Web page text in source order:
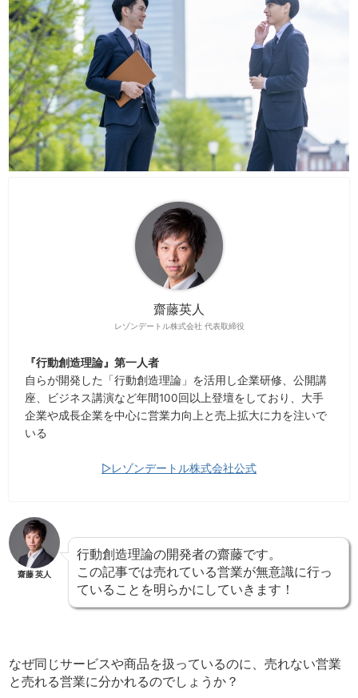
齋藤英人
レゾンデートル株式会社 代表取締役
『行動創造理論』第一人者
自らが開発した「行動創造理論」を活用し企業研修、公開講
座、ビジネス講演など年間100回以上登壇をしており、大手
企業や成長企業を中心に営業力向上と売上拡大に力を注いで
いる
▷レゾンデートル株式会社公式
齋藤 英人
行動創造理論の開発者の齋藤です。
この記事では売れている営業が無意識に行っ
ていることを明らかにしていきます！
なぜ同じサービスや商品を扱っているのに、売れない営業
と売れる営業に分かれるのでしょうか？